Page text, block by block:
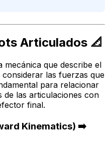
Articulados 📐
mecánica que describe el
las fuerzas que
para relacionar
de las articulaciones con
final.
Kinematics) ➡️